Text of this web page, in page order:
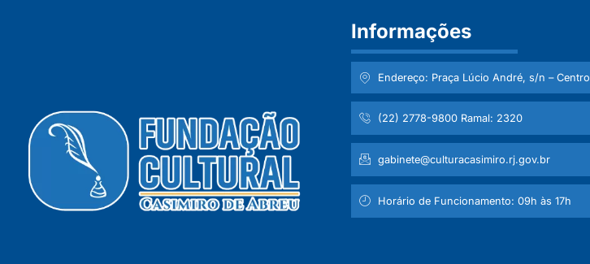
Informações
Endereço: Praça Lúcio André, s/n – Centro
(22) 2778-9800 Ramal: 2320
gabinete@culturacasimiro.rj.gov.br
Horário de Funcionamento: 09h às 17h